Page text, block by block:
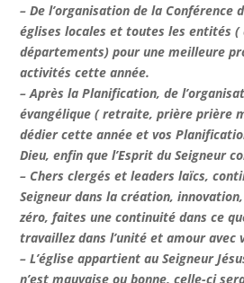
– De l’organisation de la Conférence
églises locales et toutes les entités (
départements) pour une meilleure
activités cette année.
– Après la Planification, de
évangélique ( retraite, prière prière
dédier cette année et vos
Dieu, enfin que l’Esprit du Seigneur
– Chers clergés et leaders laïcs,
Seigneur dans la création,
zéro, faites une continuité dans ce
travaillez dans l’unité et amour avec
– L’église appartient au Seigneur
n’est mauvaise ou bonne, celle-ci